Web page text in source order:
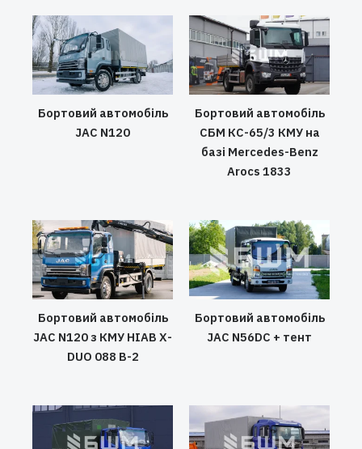
Бортовий автомобіль
JAC N120
Бортовий автомобіль
СБМ КС-65/3 КМУ на
базі Mercedes-Benz
Arocs 1833
Бортовий автомобіль
JAC N120 з КМУ HIAB X-
DUO 088 B-2
Бортовий автомобіль
JAC N56DC + тент